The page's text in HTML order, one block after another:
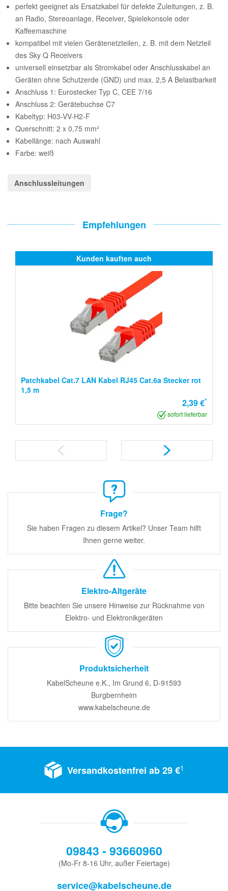
perfekt geeignet als Ersatzkabel für defekte Zuleitungen, z. B.
an Radio, Stereoanlage, Receiver, Spielekonsole oder
Kaffeemaschine
kompatibel mit vielen Gerätenetzteilen, z. B. mit dem Netzteil
des Sky Q Receivers
universell einsetzbar als Stromkabel oder Anschlusskabel an
Geräten ohne Schutzerde (GND) und max. 2,5 A Belastbarkeit
Anschluss 1: Eurostecker Typ C, CEE 7/16
Anschluss 2: Gerätebuchse C7
Kabeltyp: H03-VV-H2-F
Querschnitt: 2 x 0,75 mm²
Kabellänge: nach Auswahl
Farbe: weiß
Anschlussleitungen
Empfehlungen
Kunden kauften auch
Patchkabel Cat.7 LAN Kabel RJ45 Cat.6a Stecker rot
1,5 m
2,39 €*
sofort lieferbar
Frage?
Sie haben Fragen zu diesem Artikel? Unser Team hilft
Ihnen gerne weiter.
Elektro-Altgeräte
Bitte beachten Sie unsere Hinweise zur Rücknahme von
Elektro- und Elektronikgeräten
Produktsicherheit
KabelScheune e.K., Im Grund 6, D-91593
Burgbernheim
www.kabelscheune.de
Versandkostenfrei ab 29 €1
09843 - 93660960
(Mo-Fr 8-16 Uhr, außer Feiertage)
service@kabelscheune.de